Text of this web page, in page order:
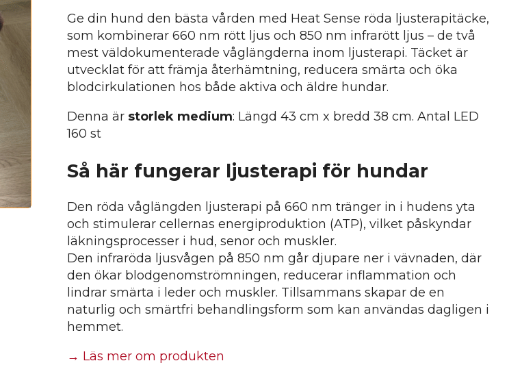
Ge din hund den bästa vården med Heat Sense röda ljusterapitäcke,
som kombinerar 660 nm rött ljus och 850 nm infrarött ljus – de två
mest väldokumenterade våglängderna inom ljusterapi. Täcket är
utvecklat för att främja återhämtning, reducera smärta och öka
blodcirkulationen hos både aktiva och äldre hundar.
Denna är storlek medium: Längd 43 cm x bredd 38 cm. Antal LED
160 st
Så här fungerar ljusterapi för hundar
Den röda våglängden ljusterapi på 660 nm tränger in i hudens yta
och stimulerar cellernas energiproduktion (ATP), vilket påskyndar
läkningsprocesser i hud, senor och muskler.
Den infraröda ljusvågen på 850 nm går djupare ner i vävnaden, där
den ökar blodgenomströmningen, reducerar inflammation och
lindrar smärta i leder och muskler. Tillsammans skapar de en
naturlig och smärtfri behandlingsform som kan användas dagligen i
hemmet.
→ Läs mer om produkten